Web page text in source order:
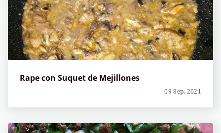
Rape con Suquet de Mejillones
09 Sep, 2021